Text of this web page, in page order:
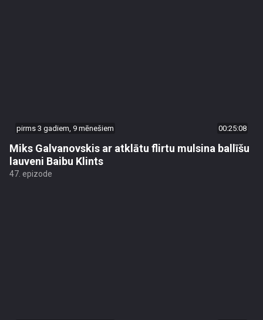
pirms 3 gadiem, 9 mēnešiem 00:25:08
Miks Galvanovskis ar atklātu flirtu mulsina ballīšu
lauveni Baibu Klints
47. epizode